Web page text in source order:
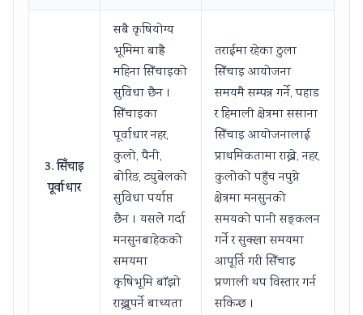
3. सिँचाइ
पूर्वाधार
सबै कृषियोग्य
भूमिमा बाह्रै
महिना सिँचाइको
सुविधा छैन ।
सिँचाइका
पूर्वाधार नहर,
कुलो, पैनी,
बोरिङ, ट्युबेलको
सुविधा पर्याप्त
छैन । यसले गर्दा
मनसुनबाहेकको
समयमा
कृषिभूमि बाँझो
राख्नुपर्ने बाध्यता
तराईमा रहेका ठुला
सिँचाइ आयोजना
समयमै सम्पन्न गर्ने, पहाड
र हिमाली क्षेत्रमा ससाना
सिँचाइ आयोजनालाई
प्राथमिकतामा राख्ने, नहर,
कुलोको पहुँच नपुग्ने
क्षेत्रमा मनसुनको
समयको पानी सङ्कलन
गर्ने र सुक्खा समयमा
आपूर्ति गरी सिँचाइ
प्रणाली थप विस्तार गर्न
सकिन्छ ।